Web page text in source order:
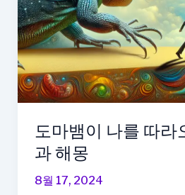
표
를
달
하
는
성
공
의
도마뱀이 나를 따라
과 해몽
8월 17, 2024